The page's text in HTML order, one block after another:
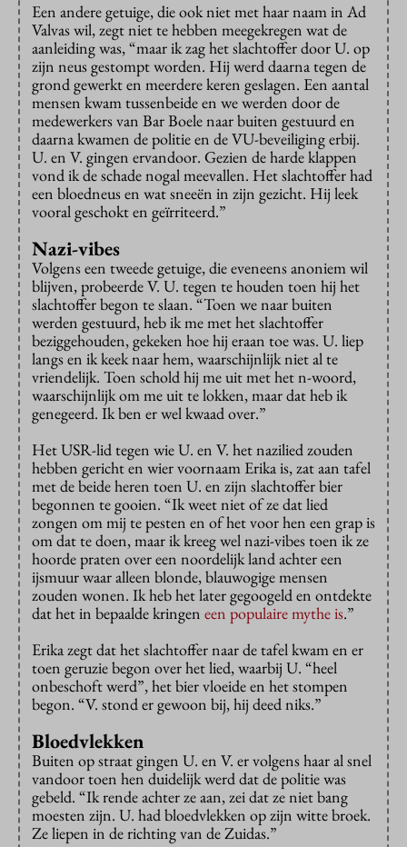
Een andere getuige, die ook niet met haar naam in Ad
Valvas wil, zegt niet te hebben meegekregen wat de
aanleiding was, “maar ik zag het slachtoffer door U. op
zijn neus gestompt worden. Hij werd daarna tegen de
grond gewerkt en meerdere keren geslagen. Een aantal
mensen kwam tussenbeide en we werden door de
medewerkers van Bar Boele naar buiten gestuurd en
daarna kwamen de politie en de VU-beveiliging erbij.
U. en V. gingen ervandoor. Gezien de harde klappen
vond ik de schade nogal meevallen. Het slachtoffer had
een bloedneus en wat sneeën in zijn gezicht. Hij leek
vooral geschokt en geïrriteerd.”
Nazi-vibes
Volgens een tweede getuige, die eveneens anoniem wil
blijven, probeerde V. U. tegen te houden toen hij het
slachtoffer begon te slaan. “Toen we naar buiten
werden gestuurd, heb ik me met het slachtoffer
beziggehouden, gekeken hoe hij eraan toe was. U. liep
langs en ik keek naar hem, waarschijnlijk niet al te
vriendelijk. Toen schold hij me uit met het n-woord,
waarschijnlijk om me uit te lokken, maar dat heb ik
genegeerd. Ik ben er wel kwaad over.”
Het USR-lid tegen wie U. en V. het nazilied zouden
hebben gericht en wier voornaam Erika is, zat aan tafel
met de beide heren toen U. en zijn slachtoffer bier
begonnen te gooien. “Ik weet niet of ze dat lied
zongen om mij te pesten en of het voor hen een grap is
om dat te doen, maar ik kreeg wel nazi-vibes toen ik ze
hoorde praten over een noordelijk land achter een
ijsmuur waar alleen blonde, blauwogige mensen
zouden wonen. Ik heb het later gegoogeld en ontdekte
dat het in bepaalde kringen een populaire mythe is.”
Erika zegt dat het slachtoffer naar de tafel kwam en er
toen geruzie begon over het lied, waarbij U. “heel
onbeschoft werd”, het bier vloeide en het stompen
begon. “V. stond er gewoon bij, hij deed niks.”
Bloedvlekken
Buiten op straat gingen U. en V. er volgens haar al snel
vandoor toen hen duidelijk werd dat de politie was
gebeld. “Ik rende achter ze aan, zei dat ze niet bang
moesten zijn. U. had bloedvlekken op zijn witte broek.
Ze liepen in de richting van de Zuidas.”